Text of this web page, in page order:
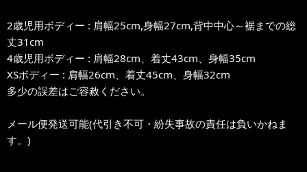
2歳児用ボディー : 肩幅25cm,身幅27cm,背中中心～裾までの総
丈31cm
4歳児用ボディー : 肩幅28cm、着丈43cm、身幅35cm
XSボディー : 肩幅26cm、着丈45cm、身幅32cm
多少の誤差はご容赦ください。
メール便発送可能(代引き不可・紛失事故の責任は負いかねま
す。)